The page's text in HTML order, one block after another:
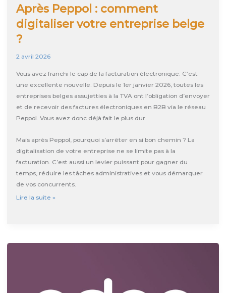
Après Peppol : comment
digitaliser votre entreprise belge
?
2 avril 2026
Vous avez franchi le cap de la facturation électronique. C’est
une excellente nouvelle. Depuis le 1er janvier 2026, toutes les
entreprises belges assujetties à la TVA ont l’obligation d’envoyer
et de recevoir des factures électroniques en B2B via le réseau
Peppol. Vous avez donc déjà fait le plus dur.
Mais après Peppol, pourquoi s’arrêter en si bon chemin ? La
digitalisation de votre entreprise ne se limite pas à la
facturation. C’est aussi un levier puissant pour gagner du
temps, réduire les tâches administratives et vous démarquer
de vos concurrents.
Après
Lire la suite »